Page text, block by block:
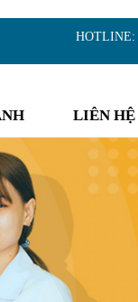
HOTLINE:
LIÊN HỆ